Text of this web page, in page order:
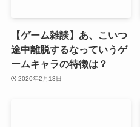
【ゲーム雑談】あ、こいつ
途中離脱するなっていうゲ
ームキャラの特徴は？
2020年2月13日